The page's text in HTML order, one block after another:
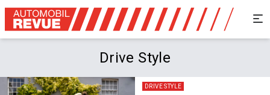
Drive Style
DRIVE STYLE